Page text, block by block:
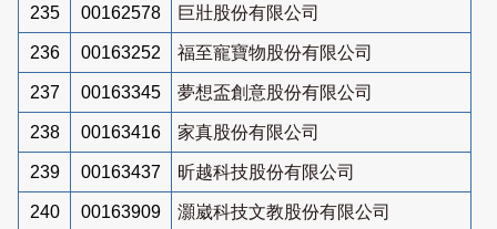
235 00162578 巨壯股份有限公司
236 00163252 福至寵寶物股份有限公司
237 00163345 夢想盃創意股份有限公司
238 00163416 家真股份有限公司
239 00163437 昕越科技股份有限公司
240 00163909 灝崴科技文教股份有限公司